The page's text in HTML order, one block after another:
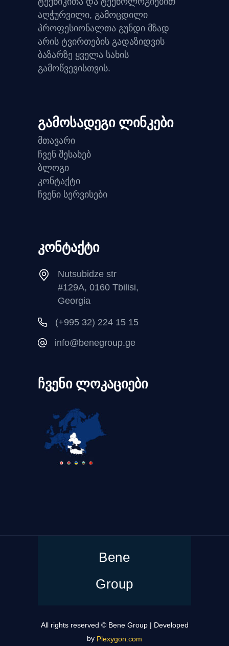
აღჭურვილი, გამოცდილი
პროფესიონალთა გუნდი მზად
არის ტვირთების გადაზიდვის
ბაზარზე ყველა სახის
გამოწვევისთვის.
გამოსადეგი ლინკები
მთავარი
ჩვენ შესახებ
ბლოგი
კონტაქტი
ჩვენი სერვისები
კონტაქტი
Nutsubidze str
#129A, 0160 Tbilisi,
Georgia
(+995 32) 224 15 15
info@benegroup.ge
ჩვენი ლოკაციები
Bene
Group
All rights reserved © Bene Group | Developed
by Plexygon.com